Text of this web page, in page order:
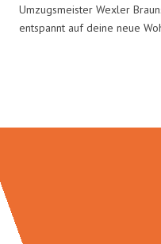
Umzugsmeister Wexler
entspannt auf deine neue